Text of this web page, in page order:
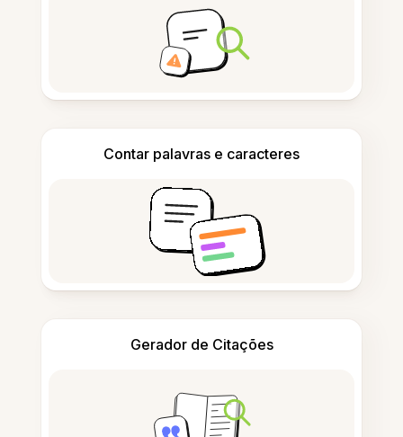
Contar palavras e caracteres
Gerador de Citações